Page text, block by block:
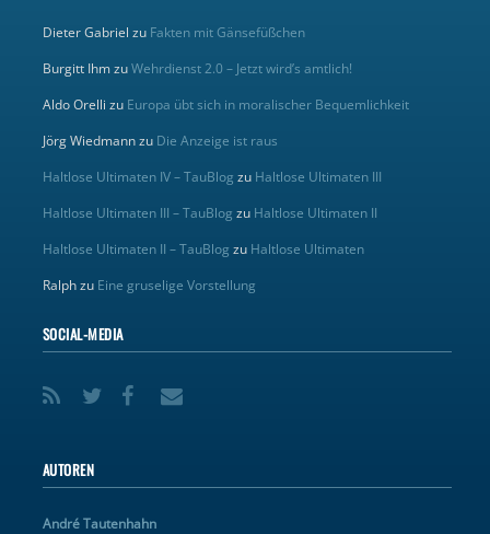
Dieter Gabriel zu Fakten mit Gänsefüßchen
Burgitt IhmzuWehrdienst 2.0 – Jetzt wird’s amtlich!
Aldo Orelli zu Europa übt sich in moralischer Bequemlichkeit
Jörg Wiedmannzu Die Anzeige ist raus
Haltlose Ultimaten IV – TauBlog zu Haltlose Ultimaten III
Haltlose Ultimaten III – TauBlog zu Haltlose Ultimaten II
Haltlose Ultimaten II – TauBlog zu Haltlose Ultimaten
Ralphzu Eine gruselige Vorstellung
SOCIAL-MEDIA
AUTOREN
André Tautenhahn